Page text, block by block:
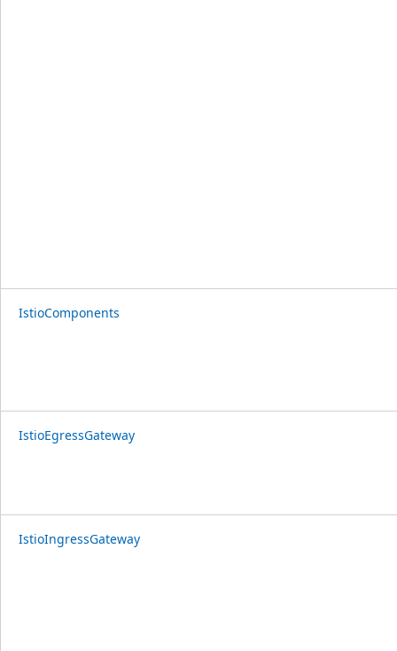
IstioComponents
IstioEgressGateway
IstioIngressGateway